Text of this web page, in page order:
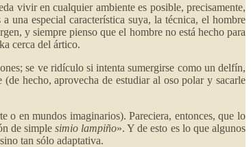
vivir en cualquier ambiente es posible, precisamente,
una especial característica suya, la técnica, el hombre
y siempre pienso que el hombre no está hecho para
cerca del ártico.
se ve ridículo si intenta sumergirse como un delfín,
hecho, aprovecha de estudiar al oso polar y sacarle
o en mundos imaginarios). Pareciera, entonces, que lo
de simple simio lampiño». Y de esto es lo que algunos
tan sólo adaptativa.